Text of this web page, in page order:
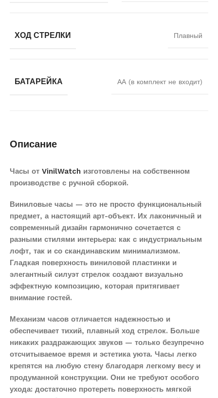
ХОД СТРЕЛКИ Плавный
БАТАРЕЙКА АА (в комплект не входит)
Описание
Часы от VinilWatch изготовлены на собственном
производстве с ручной сборкой.
Виниловые часы — это не просто функциональный
предмет, а настоящий арт-объект. Их лаконичный и
современный дизайн гармонично сочетается с
разными стилями интерьера: как с индустриальным
лофт, так и со скандинавским минимализмом.
Гладкая поверхность виниловой пластинки и
элегантный силуэт стрелок создают визуально
эффектную композицию, которая притягивает
внимание гостей.
Механизм часов отличается надежностью и
обеспечивает тихий, плавный ход стрелок. Больше
никаких раздражающих звуков — только безупречно
отсчитываемое время и эстетика уюта. Часы легко
крепятся на любую стену благодаря легкому весу и
продуманной конструкции. Они не требуют особого
ухода: достаточно протереть поверхность мягкой